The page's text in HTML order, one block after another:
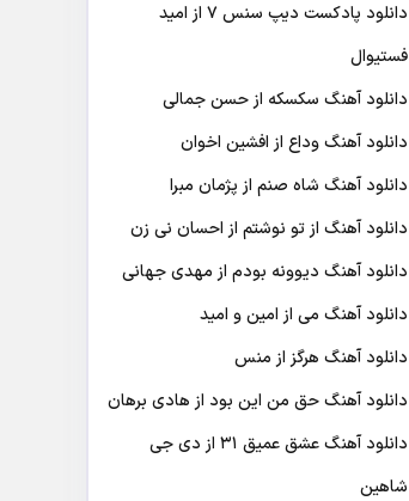
دانلود پادکست ديپ سنس ۷ از اميد
فستيوال
دانلود آهنگ سکسکه از حسن جمالی
دانلود آهنگ وداع از افشين اخوان
دانلود آهنگ شاه صنم از پژمان مبرا
دانلود آهنگ از تو نوشتم از احسان نی زن
دانلود آهنگ دیوونه بودم از مهدی جهانی
دانلود آهنگ می از امین و امید
دانلود آهنگ هرگز از منس
دانلود آهنگ حق من این بود از هادی برهان
دانلود آهنگ عشق عمیق ۳۱ از دی جی
شاهین